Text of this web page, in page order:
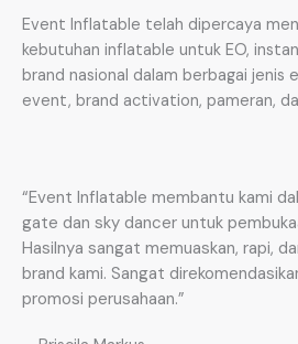
Event Inflatable telah dipercaya
kebutuhan inflatable untuk EO,
brand nasional dalam berbagai
event, brand activation, pameran,
“Event Inflatable membantu kami
gate dan sky dancer untuk
Hasilnya sangat memuaskan, rapi,
brand kami. Sangat
promosi perusahaan.”